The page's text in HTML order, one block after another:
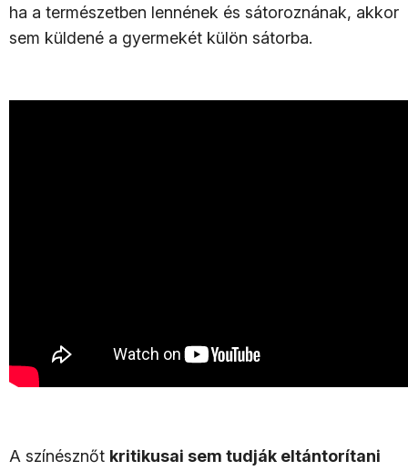
ha a természetben lennének és sátoroznának, akkor
sem küldené a gyermekét külön sátorba.
A színésznőt kritikusai sem tudják eltántorítani